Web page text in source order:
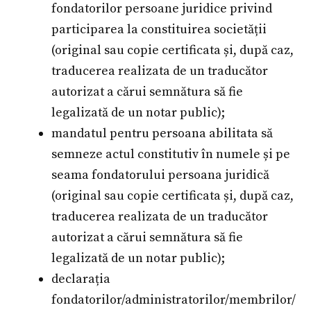
fondatorilor persoane juridice privind
participarea la constituirea societății
(original sau copie certificata și, după caz,
traducerea realizata de un traducător
autorizat a cărui semnătura să fie
legalizată de un notar public);
mandatul pentru persoana abilitata să
semneze actul constitutiv în numele și pe
seama fondatorului persoana juridică
(original sau copie certificata și, după caz,
traducerea realizata de un traducător
autorizat a cărui semnătura să fie
legalizată de un notar public);
declarația
fondatorilor/administratorilor/membrilor/